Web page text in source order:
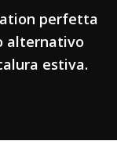
perfetta
alternativo
estiva.